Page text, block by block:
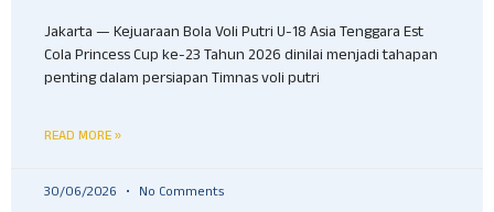
Jakarta — Kejuaraan Bola Voli Putri U-18 Asia Tenggara Est
Cola Princess Cup ke-23 Tahun 2026 dinilai menjadi tahapan
penting dalam persiapan Timnas voli putri
READ MORE »
30/06/2026 No Comments